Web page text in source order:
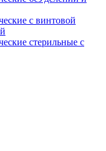
с винтовой
стерильные с